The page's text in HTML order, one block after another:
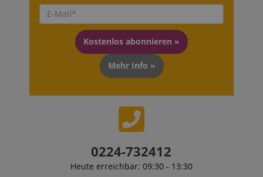
Kostenlos abonnieren »
Mehr Info »
0224-732412
Heute erreichbar: 09:30 - 13:30